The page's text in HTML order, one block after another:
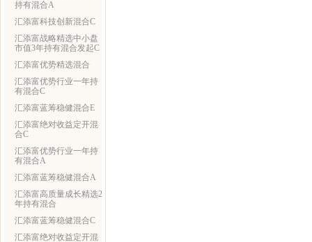
持有混合A
汇添富科技创新混合C
汇添富战略精选中小盘
市值3年持有混合发起C
汇添富优势精选混合
汇添富优势行业一年持
有混合C
汇添富蓝筹稳健混合E
汇添富绝对收益定开混
合C
汇添富优势行业一年持
有混合A
汇添富蓝筹稳健混合A
汇添富高质量成长精选2
年持有混合
汇添富蓝筹稳健混合C
汇添富绝对收益定开混